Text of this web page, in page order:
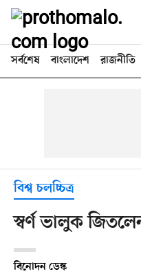
সর্বশেষ বাংলাদেশ রাজনীতি
বিশ্ব চলচ্চিত্র
স্বর্ণ ভালুক
বিনোদন ডেস্ক